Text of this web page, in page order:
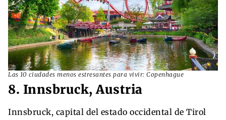
Las 10 ciudades menos estresantes para vivir: Copenhague
8. Innsbruck, Austria
Innsbruck, capital del estado occidental de Tirol